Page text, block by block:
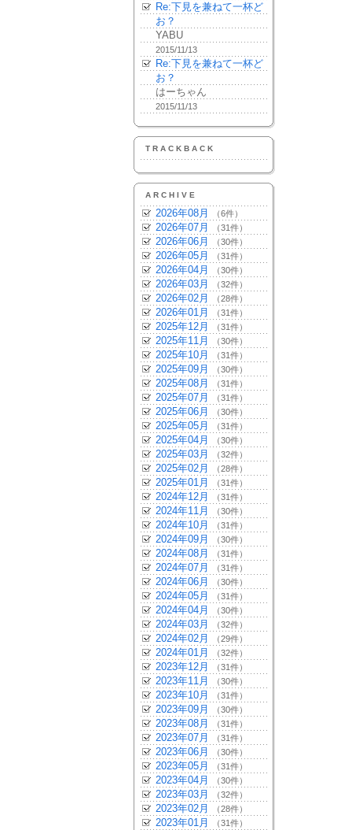
Re:下見を兼ねて一杯ど
お？
YABU
2015/11/13
Re:下見を兼ねて一杯ど
お？
はーちゃん
2015/11/13
TRACKBACK
ARCHIVE
2026年08月 （6件）
2026年07月 （31件）
2026年06月 （30件）
2026年05月 （31件）
2026年04月 （30件）
2026年03月 （32件）
2026年02月 （28件）
2026年01月 （31件）
2025年12月 （31件）
2025年11月 （30件）
2025年10月 （31件）
2025年09月 （30件）
2025年08月 （31件）
2025年07月 （31件）
2025年06月 （30件）
2025年05月 （31件）
2025年04月 （30件）
2025年03月 （32件）
2025年02月 （28件）
2025年01月 （31件）
2024年12月 （31件）
2024年11月 （30件）
2024年10月 （31件）
2024年09月 （30件）
2024年08月 （31件）
2024年07月 （31件）
2024年06月 （30件）
2024年05月 （31件）
2024年04月 （30件）
2024年03月 （32件）
2024年02月 （29件）
2024年01月 （32件）
2023年12月 （31件）
2023年11月 （30件）
2023年10月 （31件）
2023年09月 （30件）
2023年08月 （31件）
2023年07月 （31件）
2023年06月 （30件）
2023年05月 （31件）
2023年04月 （30件）
2023年03月 （32件）
2023年02月 （28件）
2023年01月 （31件）